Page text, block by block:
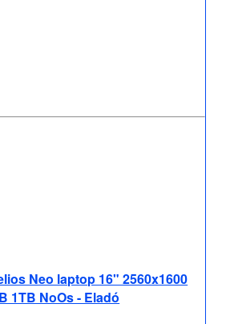
Neo laptop 16" 2560x1600
1TB NoOs - Eladó